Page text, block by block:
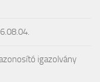
igazolvány